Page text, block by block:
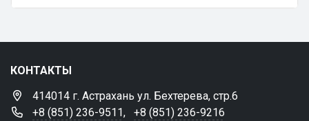
КОНТАКТЫ
414014 г. Астрахань ул. Бехтерева, стр.6
+8 (851) 236-9511,
+8 (851) 236-9216